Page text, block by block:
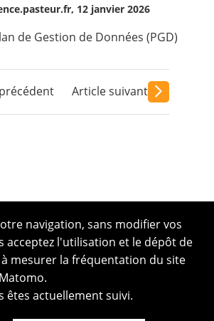
12 janvier 2026
de Gestion de Données (PGD)
Article suivant
navigation, sans modifier vos
acceptez l'utilisation et le dépôt de
mesurer la fréquentation du site
êtes actuellement suivi.